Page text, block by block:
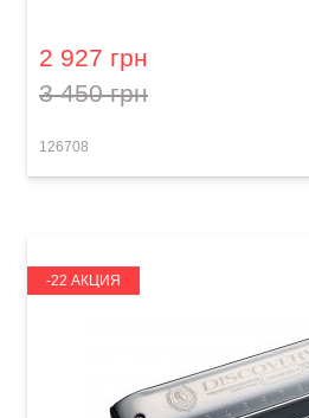
2 927 грн
3 450 грн
126708
-22 АКЦИЯ